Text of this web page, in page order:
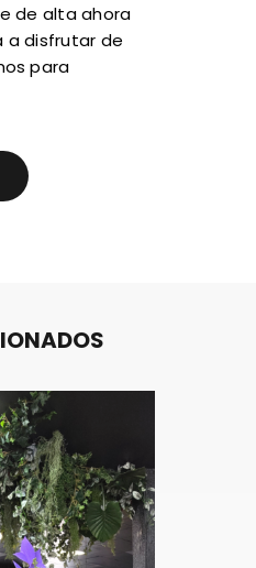
de alta ahora
a disfrutar de
para